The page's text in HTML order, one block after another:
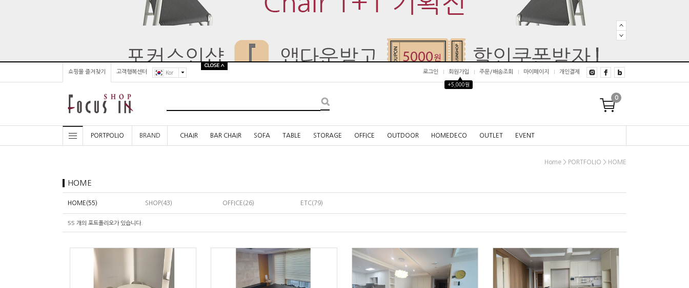
쇼핑몰 즐겨찾기 고객행복센터 Kor 로그인 회원가입
▲
+5,000원
주문/배송조회 마이페이지 개인결제
0
PORTPOLIO BRAND CHAIR BAR CHAIR SOFA TABLE STORAGE OFFICE OUTDOOR HOMEDECO OUTLET EVENT
Home > PORTFOLIO > HOME
HOME
HOME(55) SHOP(43) OFFICE(26) ETC(79)
55 개의 포트폴리오가 있습니다.